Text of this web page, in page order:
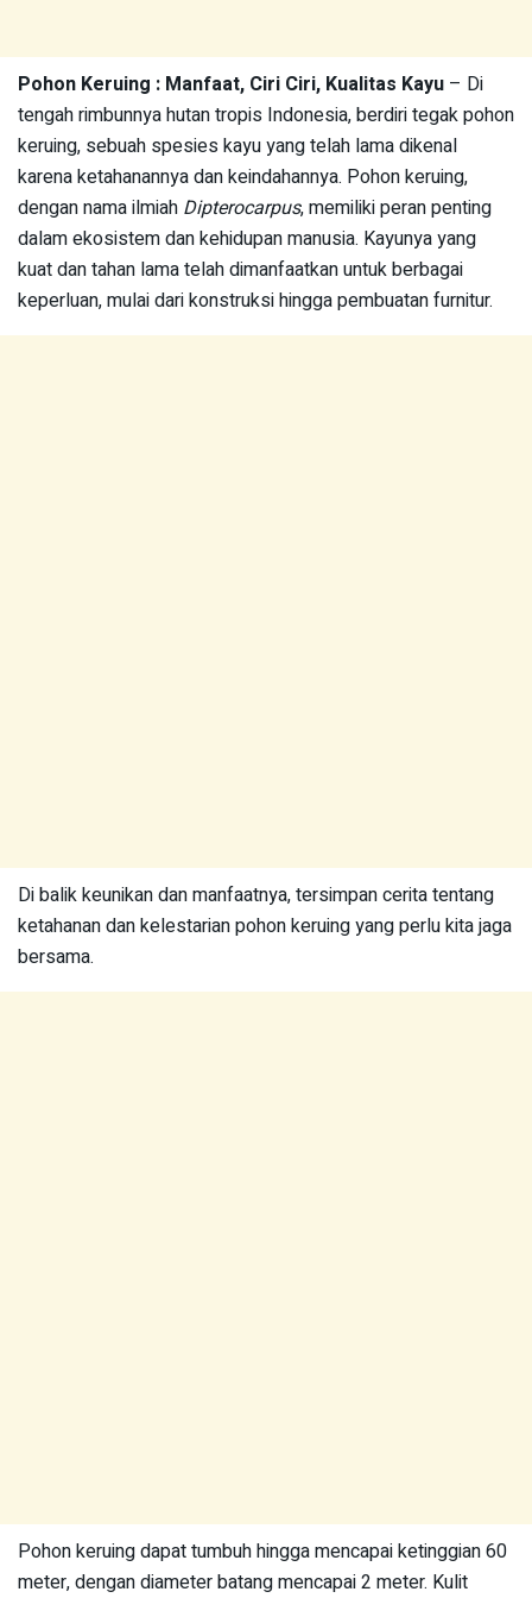
Pohon Keruing : Manfaat, Ciri Ciri, Kualitas Kayu – Di
tengah rimbunnya hutan tropis Indonesia, berdiri tegak pohon
keruing, sebuah spesies kayu yang telah lama dikenal
karena ketahanannya dan keindahannya. Pohon keruing,
dengan nama ilmiah Dipterocarpus, memiliki peran penting
dalam ekosistem dan kehidupan manusia. Kayunya yang
kuat dan tahan lama telah dimanfaatkan untuk berbagai
keperluan, mulai dari konstruksi hingga pembuatan furnitur.
Di balik keunikan dan manfaatnya, tersimpan cerita tentang
ketahanan dan kelestarian pohon keruing yang perlu kita jaga
bersama.
Pohon keruing dapat tumbuh hingga mencapai ketinggian 60
meter, dengan diameter batang mencapai 2 meter. Kulit